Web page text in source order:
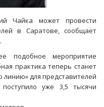
Чайка может провести
в Саратове, сообщает
.
подобное мероприятие
практика теперь станет
для представителей
уже 3,5 тысячи